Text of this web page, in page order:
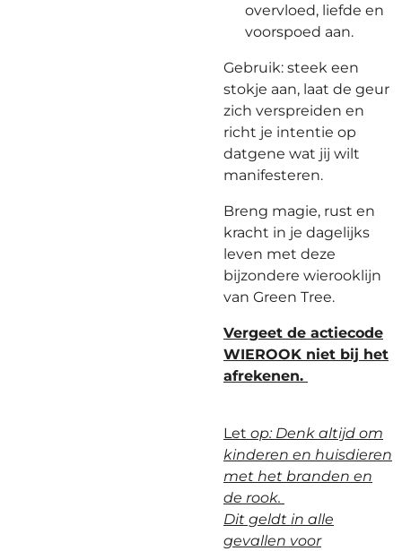
overvloed, liefde en
voorspoed aan.
Gebruik: steek een
stokje aan, laat de geur
zich verspreiden en
richt je intentie op
datgene wat jij wilt
manifesteren.
Breng magie, rust en
kracht in je dagelijks
leven met deze
bijzondere wierooklijn
van Green Tree.
Vergeet de actiecode
WIEROOK niet bij het
afrekenen.
Let op: Denk altijd om
kinderen en huisdieren
met het branden en
de rook.
Dit geldt in alle
gevallen voor